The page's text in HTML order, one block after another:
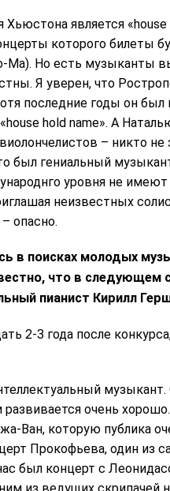
является «house
которого билеты
Но есть музыканты
Я уверен, что
последние годы он был
hold name». А
– никто не
был гениальный
уровня не
неизвестных
опасно.
в поисках молодых
что в следующем
пианист Кирилл
2-3 года после
очень
Ван, которую публика
Прокофьева, один из
был концерт с